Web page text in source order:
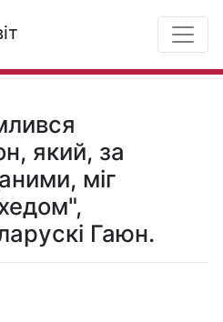
який, за
міг
Гаюн.